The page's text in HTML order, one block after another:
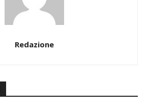
Redazione